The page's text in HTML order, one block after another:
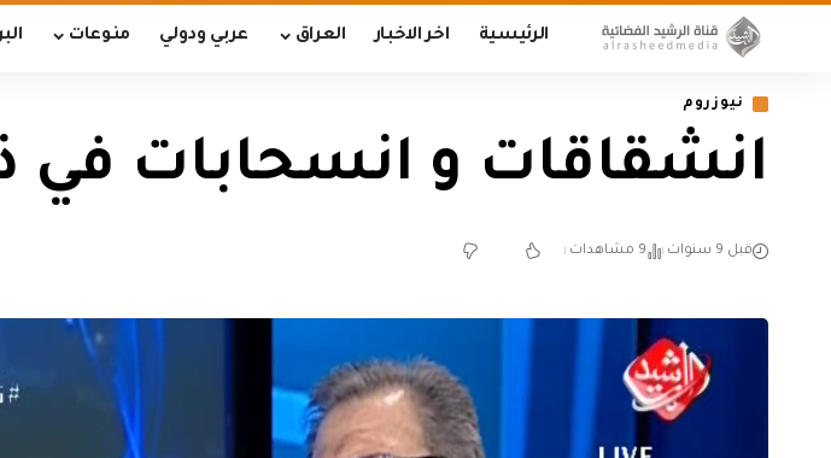
الرئيسية اخر الاخبار العراق عربي ودولي منوعات
نيوزروم
انشقاقات و انسحابات في
قبل 9 سنوات 9 مشاهدات